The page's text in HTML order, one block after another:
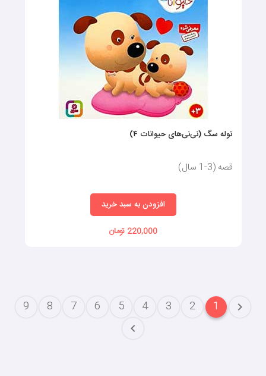
توله سگ (نی‌نی‌های حیوانات ۴)
قصه (3-1 سال)
افزودن به سبد خرید
220,000 تومان
1
2
3
4
5
6
7
8
9